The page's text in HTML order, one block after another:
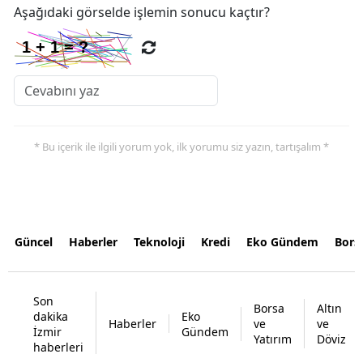
Aşağıdaki görselde işlemin sonucu kaçtır?
* Bu içerik ile ilgili yorum yok, ilk yorumu siz yazın, tartışalım *
Güncel Haberler Teknoloji Kredi Eko Gündem
Son
dakika
İzmir
haberleri
Haberler
Eko
Gündem
Borsa
ve
Yatırım
Altın
ve
Döviz